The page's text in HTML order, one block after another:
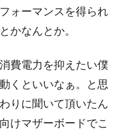
ォーマンスを得られ
かなんとか。
費電力を抑えたい僕
くといいなぁ。と思
りに聞いて頂いたん
けマザーボードでこ